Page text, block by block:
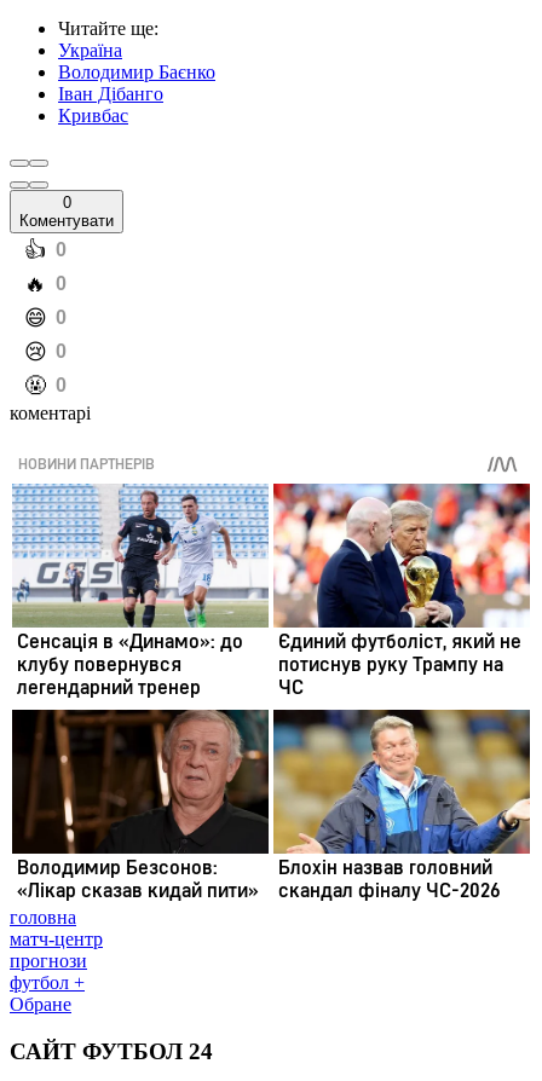
Читайте ще:
Україна
Володимир Баєнко
Іван Дібанго
Кривбас
0
Коментувати
️👍 0
️🔥 0
️😄 0
️😢 0
️🤬 0
коментарі
головна
матч-центр
прогнози
футбол +
Обране
САЙТ ФУТБОЛ 24